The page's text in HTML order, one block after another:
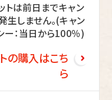
トは前日までキャン
生しません。(キャン
ー：当日から100％)
の購入はこち
ら